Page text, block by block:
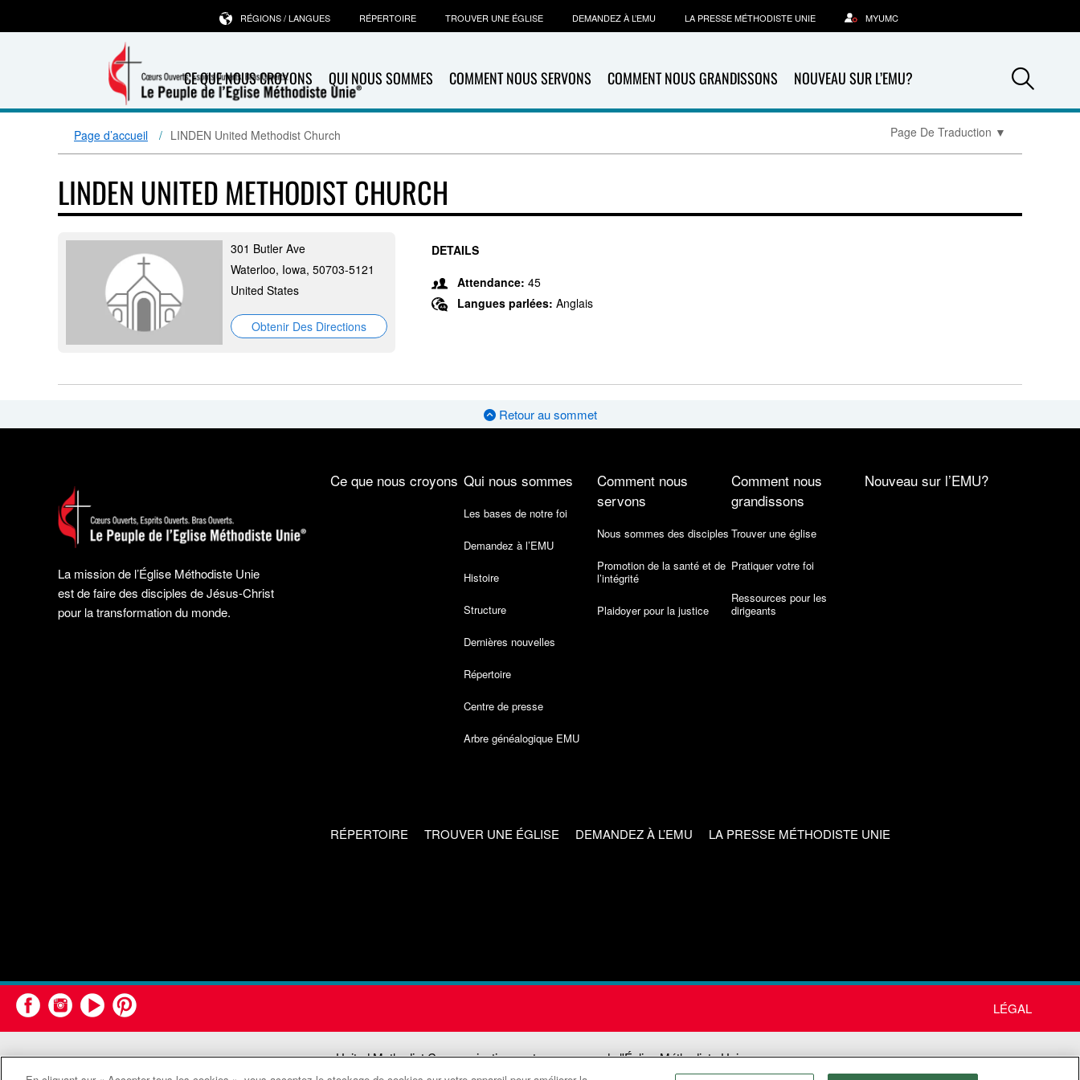
CE QUE NOUS CROYONS QUI NOUS SOMMES COMMENT NOUS SERVONS COMMENT NOUS GRANDISSONS NOUVEAU SUR L’EMU?
RÉGIONS / LANGUES RÉPERTOIRE TROUVER UNE ÉGLISE DEMANDEZ À L’EMU LA PRESSE MÉTHODISTE UNIE MYUMC
Page d’accueil LINDEN United Methodist Church Page De Traduction ▼
LINDEN UNITED METHODIST CHURCH
301 Butler Ave
Waterloo, Iowa, 50703-5121
United States
Obtenir Des Directions
DETAILS
Attendance: 45
Langues parlées: Anglais
Retour au sommet
La mission de l’Église Méthodiste Unie
est de faire des disciples de Jésus-Christ
pour la transformation du monde.
Ce que nous croyons Qui nous sommes
Les bases de notre foi
Demandez à l’EMU
Histoire
Structure
Dernières nouvelles
Répertoire
Centre de presse
Arbre généalogique EMU
Comment nous
servons
Nous sommes des disciples
Promotion de la santé et de
l’intégrité
Plaidoyer pour la justice
Comment nous
grandissons
Trouver une église
Pratiquer votre foi
Ressources pour les
dirigeants
Nouveau sur l’EMU?
RÉPERTOIRE TROUVER UNE ÉGLISE DEMANDEZ À L’EMU LA PRESSE MÉTHODISTE UNIE
LÉGAL
United Methodist Communications est une agence de l'Église Méthodiste Unie